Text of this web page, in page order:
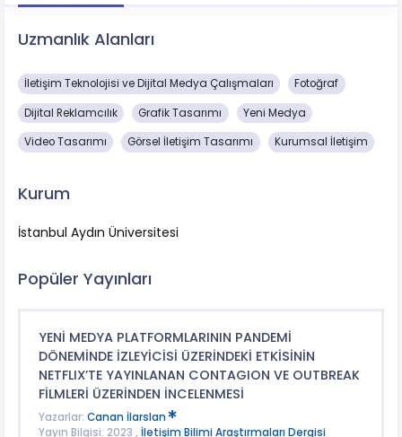
Uzmanlık Alanları
İletişim Teknolojisi ve Dijital Medya Çalışmaları Fotoğraf
Dijital Reklamcılık Grafik Tasarımı Yeni Medya
Video Tasarımı Görsel İletişim Tasarımı Kurumsal İletişim
Kurum
İstanbul Aydın Üniversitesi
Popüler Yayınları
YENİ MEDYA PLATFORMLARININ PANDEMİ
DÖNEMİNDE İZLEYİCİSİ ÜZERİNDEKİ ETKİSİNİN
NETFLIX’TE YAYINLANAN CONTAGION VE OUTBREAK
FİLMLERİ ÜZERİNDEN İNCELENMESİ
Yazarlar: Canan İlarslan
Yayın Bilgisi: 2023 , İletişim Bilimi Araştırmaları Dergisi